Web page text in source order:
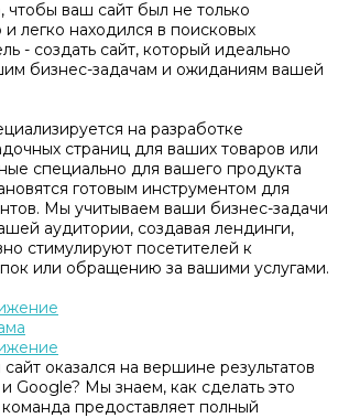
чтобы ваш сайт был не только
легко находился в поисковых
- создать сайт, который идеально
бизнес-задачам и ожиданиям вашей
на разработке
страниц для ваших товаров или
специально для вашего продукта
готовым инструментом для
Мы учитываем ваши бизнес-задачи
аудитории, создавая лендинги,
стимулируют посетителей к
или обращению за вашими услугами.
оказался на вершине результатов
Google? Мы знаем, как сделать это
предоставляет полный